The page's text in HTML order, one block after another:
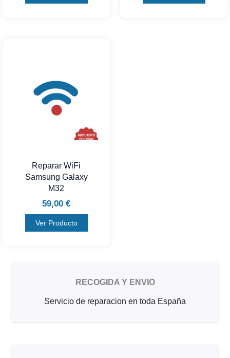
Reparar WiFi
Samsung Galaxy
M32
59,00 €
Ver Producto
RECOGIDA Y ENVIO
Servicio de reparacion en toda España